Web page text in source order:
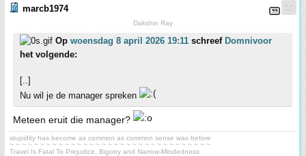
marcb1974
Dakshin Ray
Op woensdag 8 april 2026 19:11 schreef Domnivoor
het volgende:
[..]
Nu wil je de manager spreken
Meteen eruit die manager?
stupidity has become as common as common sense was before
~ ~ ~ ~ ~ ~ ~ ~ ~ ~ ~ ~ ~ ~ ~ ~ ~ ~ ~ ~ ~ ~ ~ ~ ~ ~ ~ ~ ~ ~ ~ ~ ~
Travel Is Fatal To Prejudice, Bigotry and Narrow-Mindedness